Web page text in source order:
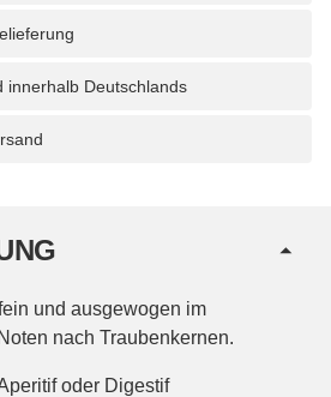
innerhalb Deutschlands
und ausgewogen im
nach Traubenkernen.
oder Digestif